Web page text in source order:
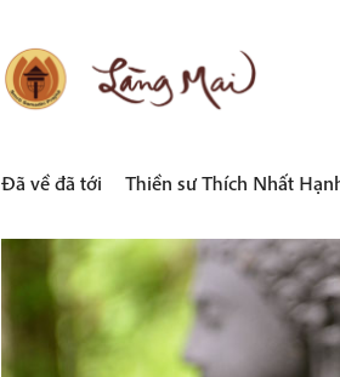
LÀNG MAI
Đã về đã tới Thiền sư Thích Nhất